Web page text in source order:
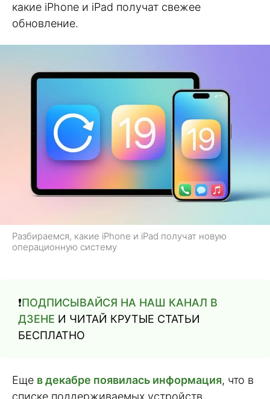
какие iPhone и iPad получат свежее
обновление.
Разбираемся, какие iPhone и iPad получат новую
операционную систему
❗️ПОДПИСЫВАЙСЯ НА НАШ КАНАЛ В
ДЗЕНЕ И ЧИТАЙ КРУТЫЕ СТАТЬИ
БЕСПЛАТНО
Еще в декабре появилась информация, что в
списке поддерживаемых устройств